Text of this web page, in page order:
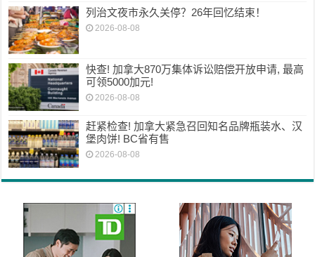
列治文夜市永久关停？26年回忆结束！
2026-08-08
快查! 加拿大870万集体诉讼赔偿开放申请, 最高
可领5000加元!
2026-08-08
赶紧检查! 加拿大紧急召回知名品牌瓶装水、汉
堡肉饼! BC省有售
2026-08-08